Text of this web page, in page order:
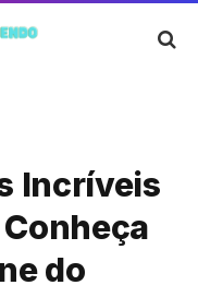
Incríveis
do